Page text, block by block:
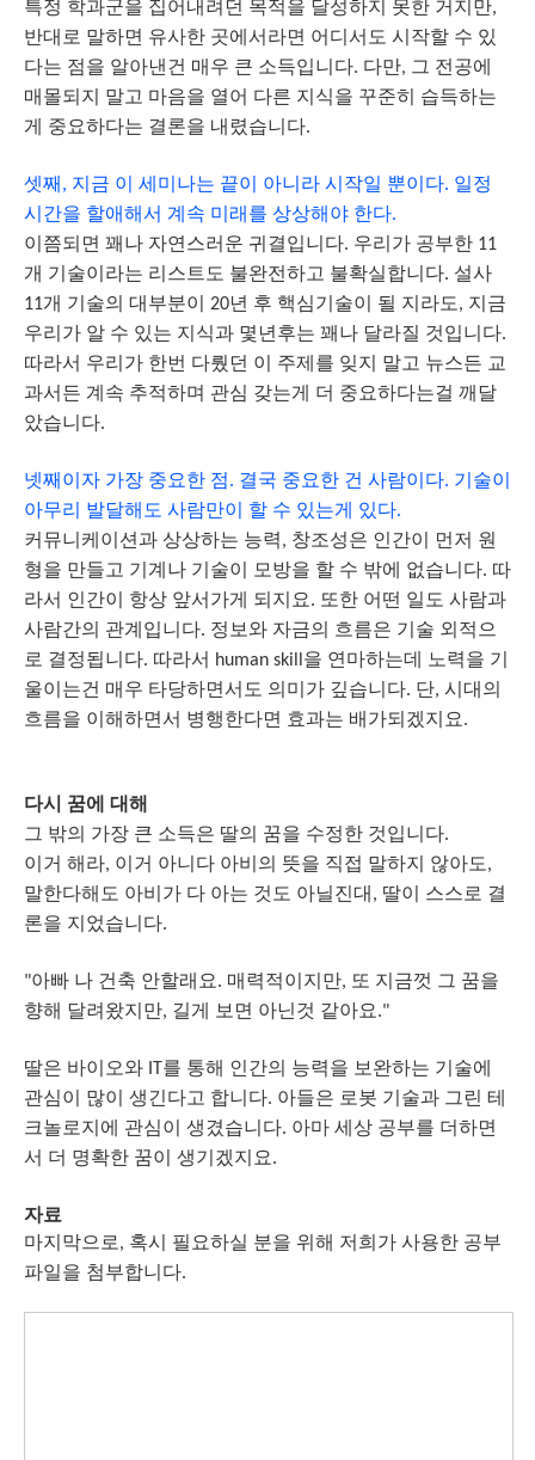
특정 학과군을 집어내려던 목적을 달성하지 못한 거지만,
반대로 말하면 유사한 곳에서라면 어디서도 시작할 수 있
다는 점을 알아낸건 매우 큰 소득입니다. 다만, 그 전공에
매몰되지
말고 마음을 열어 다른 지식을 꾸준히 습득하는
게 중요하다는 결론을 내렸습니다.
셋째 , 지금 이 세미나는 끝이 아니라 시작일 뿐이다. 일정
시간을 할애해서 계속 미래를 상상해야 한다.
이쯤되면 꽤나 자연스러운 귀결입니다. 우리가 공부한 11
개 기술이라는 리스트도 불완전하고 불확실합니다. 설사
11개 기술의 대부분이 20년 후 핵심기술이 될 지라도, 지금
우리가 알 수 있는 지식과 몇년후는 꽤나 달라질 것입니다.
따라서 우리가 한번 다뤘던 이 주제를 잊지 말고 뉴스든 교
과서든 계속 추적하며 관심 갖는게 더 중요하다는걸 깨달
았습니다.
넷째이자 가장 중요한 점. 결국 중요한 건 사람이다. 기술이
아무리 발달해도 사람만이 할 수 있는게 있다.
커뮤니케이션과 상상하는 능력, 창조성은 인간이 먼저 원
형을 만들고 기계나 기술이 모방을 할 수 밖에 없습니다. 따
라서 인간이 항상 앞서가게 되지요. 또한 어떤 일도 사람과
사람간의 관계입니다. 정보와 자금의 흐름은 기술 외적으
로 결정됩니다. 따라서 human skill 을 연마하는데 노력을 기
울이는건 매우 타당하면서도 의미가 깊습니다. 단, 시대의
흐름을 이해하면서 병행한다면 효과는 배가되겠지요.
다시 꿈에 대해
그 밖의 가장 큰 소득은 딸의 꿈을 수정한 것입니다.
이거 해라, 이거 아니다 아비의 뜻을 직접 말하지 않아도,
말한다해도 아비가 다 아는 것도 아닐진대 , 딸이 스스로 결
론을 지었습니다.
"아빠 나 건축 안할래요. 매력적이지만, 또 지금껏 그 꿈을
향해 달려왔지만, 길게 보면 아닌것 같아요."
딸은 바이오와 를 통해 인간의 능력을 보완하는 기술에
관심이
많이 생긴다고 합니다. 아들은 로봇 기술과 그린 테
크놀로지에 관심이 생겼습니다. 아마 세상 공부를 더하면
서 더 명확한 꿈이 생기겠지요.
자료
마지막으로, 혹시 필요하실 분을 위해 저희가 사용한 공부
파일을 첨부합니다.